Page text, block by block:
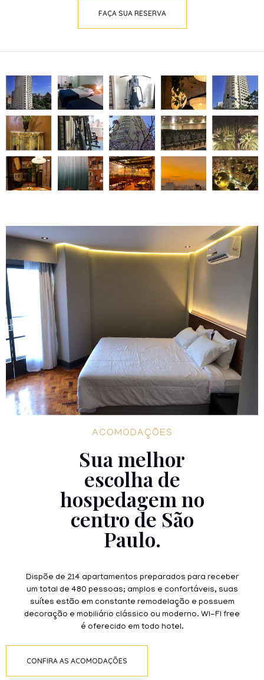
FAÇA SUA RESERVA
ACOMODAÇÕES
Sua melhor
escolha de
hospedagem no
centro de São
Paulo.
Dispõe de 214 apartamentos preparados para receber
um total de 480 pessoas; amplos e confortáveis, suas
suítes estão em constante remodelação e possuem
decoração e mobiliário clássico ou moderno. WI-FI free
é oferecido em todo hotel.
CONFIRA AS ACOMODAÇÕES